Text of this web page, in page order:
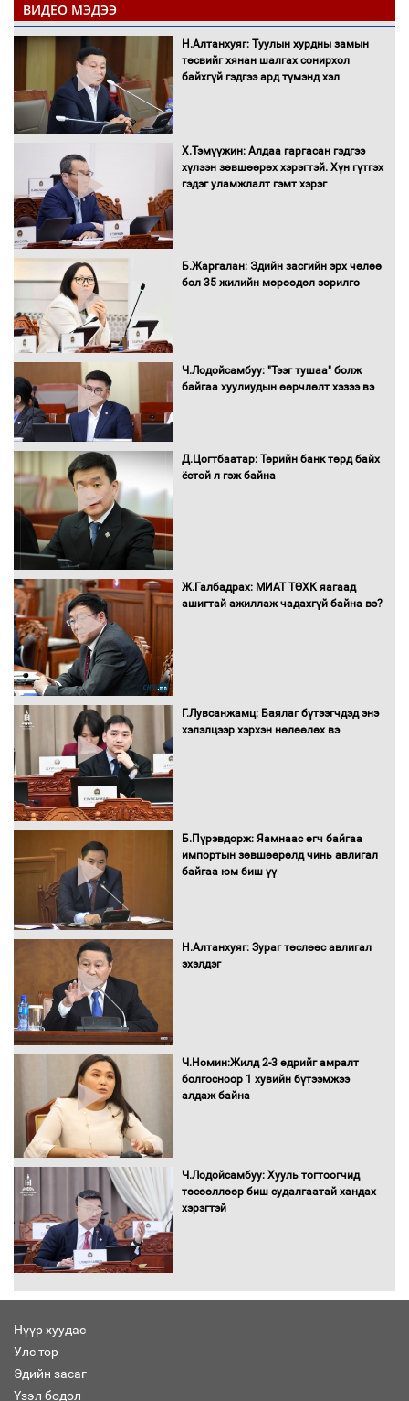
Автобензин, дизель түлшний онцгой
албан татварыг тэглэлээ
Санхүүгийн хэмнэлтийн горимд эрүүл
мэндийн салбар хамаарахгүй
Нөөцийн махны худалдаа,
борлуулалтыг нээлттэй ил тод
Монгол Улс “COP17”-д “Тал хээрийн
төлөвлөгөө”-гөө танилцуулна
16 төрлийн эмийг нэг эх үүсвэрээс
Бүх шатанд хэмнэлтийн горимд
шилжиж, найр наадам, зөвлөгөөн,
орчныг бүрдүүллээ
баримт
ВИДЕО МЭДЭЭ
Н.Алтанхуяг: Туулын хурдны замын
төсвийг хянан шалгах сонирхол
байхгүй гэдгээ ард түмэнд хэл
Х.Тэмүүжин: Алдаа гаргасан гэдгээ
хүлээн зөвшөөрөх хэрэгтэй. Хүн гүтгэх
гэдэг уламжлалт гэмт хэрэг
Б.Жаргалан: Эдийн засгийн эрх чөлөө
бол 35 жилийн мөрөөдөл зорилго
Ч.Лодойсамбуу: "Тээг тушаа" болж
байгаа хуулиудын өөрчлөлт хэзээ вэ
Д.Цогтбаатар: Төрийн банк төрд байх
ёстой л гэж байна
Ж.Галбадрах: МИАТ ТӨХК яагаад
ашигтай ажиллаж чадахгүй байна вэ?
Г.Лувсанжамц: Баялаг бүтээгчдэд энэ
хэлэлцээр хэрхэн нөлөөлөх вэ
Б.Пүрэвдорж: Яамнаас өгч байгаа
импортын зөвшөөрөлд чинь авлигал
байгаа юм биш үү
Н.Алтанхуяг: Зураг төслөөс авлигал
эхэлдэг
Ч.Номин:Жилд 2-3 өдрийг амралт
болгосноор 1 хувийн бүтээмжээ
алдаж байна
Ч.Лодойсамбуу: Хууль тогтоогчид
төсөөллөөр биш судалгаатай хандах
хэрэгтэй
Нүүр хуудас
Улс төр
Эдийн засаг
Үзэл бодол